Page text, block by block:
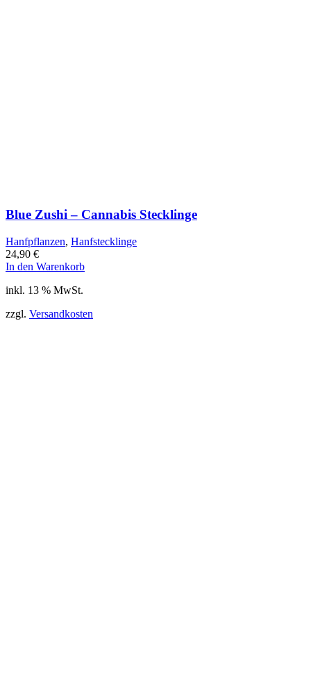
Blue Zushi – Cannabis Stecklinge
Hanfpflanzen, Hanfstecklinge
24,90 €
In den Warenkorb
inkl. 13 % MwSt.
zzgl. Versandkosten